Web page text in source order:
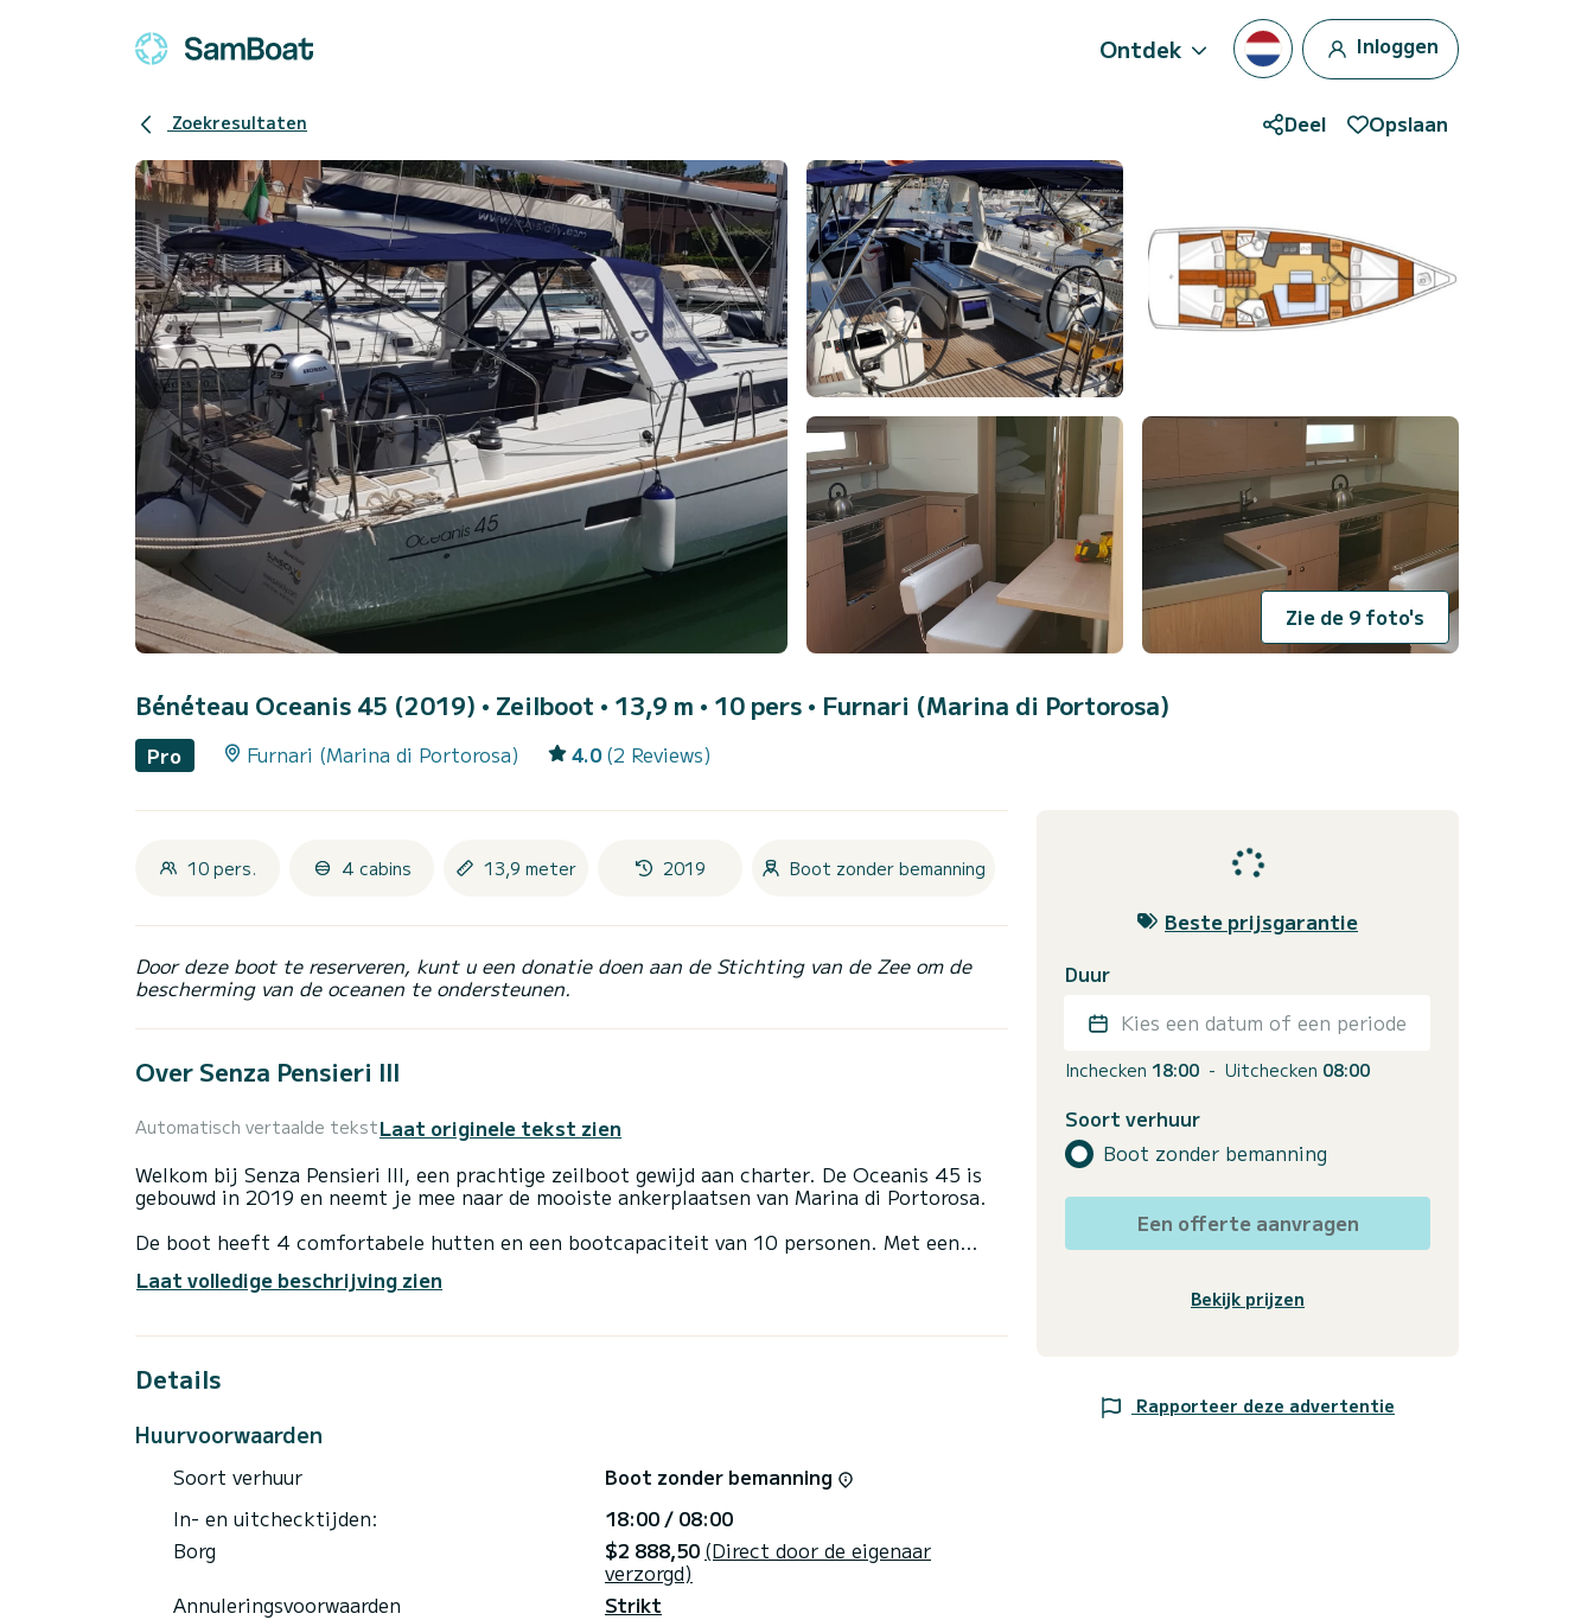
Ontdek Inloggen
Zoekresultaten Deel Opslaan
Zie de 9 foto's
Bénéteau Oceanis 45 (2019) • Zeilboot • 13,9 m • 10 pers • Furnari (Marina di Portorosa)
Pro Furnari (Marina di Portorosa) 4.0 (2 Reviews)
10 pers. 4 cabins 13,9 meter 2019 Boot zonder bemanning
Door deze boot te reserveren, kunt u een donatie doen aan de Stichting van de Zee om de
bescherming van de oceanen te ondersteunen.
Over Senza Pensieri III
Automatisch vertaalde tekstLaat originele tekst zien
Welkom bij Senza Pensieri III, een prachtige zeilboot gewijd aan charter. De Oceanis 45 is
gebouwd in 2019 en neemt je mee naar de mooiste ankerplaatsen van Marina di Portorosa.
De boot heeft 4 comfortabele hutten en een bootcapaciteit van 10 personen. Met een
het water in de omgeving van Marina di Portorosa
Voor uw comfort heeft Senza Pensieri III 2 met douche
Deze boot is uitgerust met een rolgrootzeil en een rolgenua. Het heeft de volgende
Boekingsaanvragen en offertes worden rechtstreeks door SamBoat beheerd. Via het
Laat volledige beschrijving zien
Details
Huurvoorwaarden
Soort verhuur
Boot zonder bemanning
In- en uitchecktijden:
18:00 / 08:00
Borg
$2 888,50 (Direct door de eigenaar
verzorgd)
Annuleringsvoorwaarden
Strikt
Beste prijsgarantie
Duur
Kies een datum of een periode
Inchecken 18:00 - Uitchecken 08:00
Soort verhuur
Boot zonder bemanning
Een offerte aanvragen
Bekijk prijzen
Rapporteer deze advertentie